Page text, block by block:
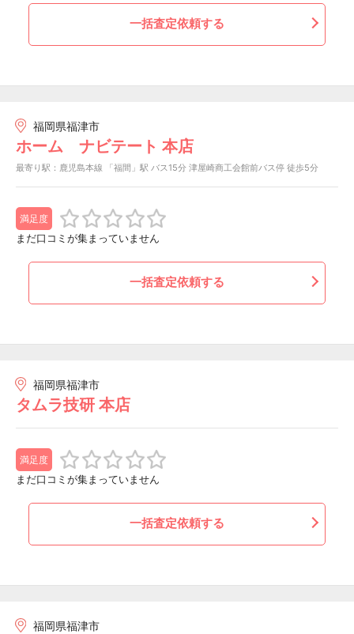
一括査定依頼する
福岡県福津市
ホーム ナビテート 本店
最寄り駅：鹿児島本線 「福間」駅 バス15分 津屋崎商工会館前バス停 徒歩5分
満足度
まだ口コミが集まっていません
一括査定依頼する
福岡県福津市
タムラ技研 本店
満足度
まだ口コミが集まっていません
一括査定依頼する
福岡県福津市